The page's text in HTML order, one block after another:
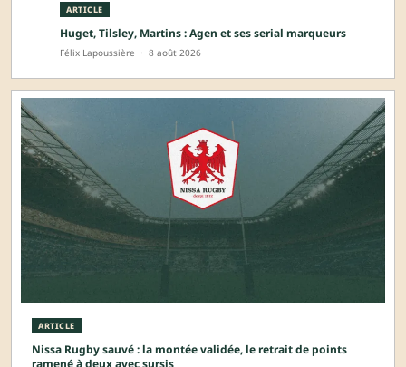
ARTICLE
Huget, Tilsley, Martins : Agen et ses serial marqueurs
Félix Lapoussière · 8 août 2026
ARTICLE
Nissa Rugby sauvé : la montée validée, le retrait de points
ramené à deux avec sursis